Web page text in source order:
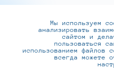
+7 (495) 737-
127273, г. Москва,
Мы используем
анализировать
сайтом и
пользоваться
использованием
всегда можете